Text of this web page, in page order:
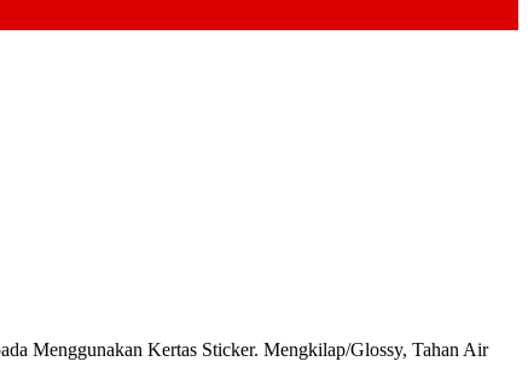
Menggunakan Kertas Sticker. Mengkilap/Glossy, Tahan Air